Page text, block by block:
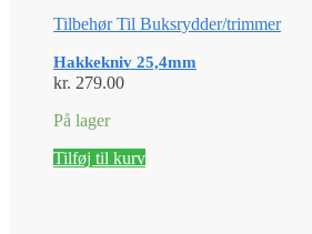
Tilbehør Til Buksrydder/trimmer
Hakkekniv 25,4mm
kr. 279.00
På lager
Tilføj til kurv